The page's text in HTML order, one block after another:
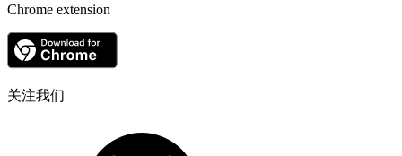
Chrome extension
关注我们